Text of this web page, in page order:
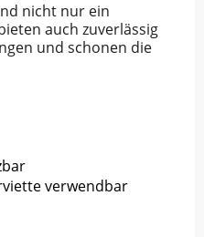
nicht nur ein
auch zuverlässig
und schonen die
verwendbar